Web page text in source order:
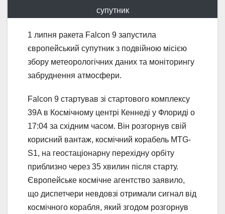
супутник
1 липня ракета Falcon 9 запустила
європейський супутник з подвійною місією
збору метеорологічних даних та моніторингу
забруднення атмосфери.
Falcon 9 стартував зі стартового комплексу
39A в Космічному центрі Кеннеді у Флориді о
17:04 за східним часом. Він розгорнув свій
корисний вантаж, космічний корабель MTG-
S1, на геостаціонарну перехідну орбіту
приблизно через 35 хвилин після старту.
Європейське космічне агентство заявило,
що диспетчери невдовзі отримали сигнал від
космічного корабля, який згодом розгорнув